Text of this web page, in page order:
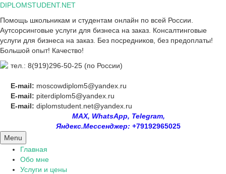
Skip
content
DIPLOMSTUDENT.NET
Помощь школьникам и студентам онлайн по всей России.
Аутсорсинговые услуги для бизнеса на заказ. Консалтинговые
услуги для бизнеса на заказ. Без посредников, без предоплаты!
Большой опыт! Качество!
тел.: 8(919)296-50-25 (по России)
E-mail: moscowdiplom5@yandex.ru
E-mail: piterdiplom5@yandex.ru
E-mail: diplomstudent.net@yandex.ru
MAX, WhatsApp, Telegram,
Яндекс.Мессенджер: +79192965025
Menu
Главная
Обо мне
Услуги и цены